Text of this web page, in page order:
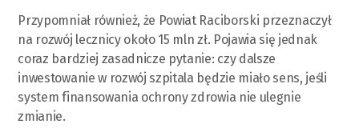
Przypomniał również, że Powiat Raciborski przeznaczył
na rozwój lecznicy około 15 mln zł. Pojawia się jednak
coraz bardziej zasadnicze pytanie: czy dalsze
inwestowanie w rozwój szpitala będzie miało sens, jeśli
system finansowania ochrony zdrowia nie ulegnie
zmianie.